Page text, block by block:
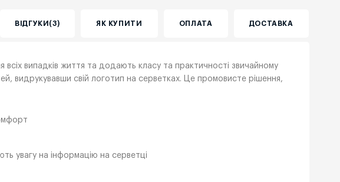
ВІДГУКИ(3) ЯК КУПИТИ ОПЛАТА ДОСТАВКА
всіх випадків життя та додають класу та практичності звичайному
видрукувавши свій логотип на серветках. Це промовисте рішення,
увагу на інформацію на серветці